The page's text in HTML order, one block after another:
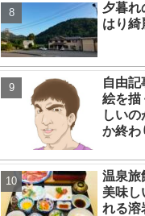
夕暮れ
はり綺
自由
絵を描
しい
か終わ
温泉旅
美味し
れる溶